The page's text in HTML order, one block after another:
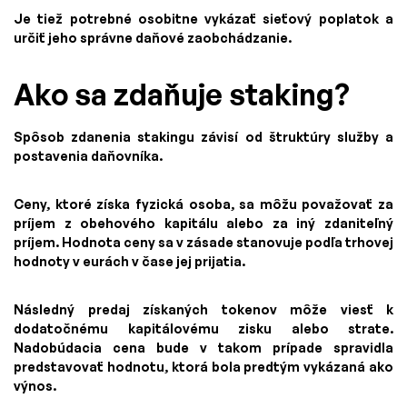
Je tiež potrebné osobitne vykázať sieťový poplatok a
určiť jeho správne daňové zaobchádzanie.
Ako sa zdaňuje staking?
Spôsob zdanenia stakingu závisí od štruktúry služby a
postavenia daňovníka.
Ceny, ktoré získa fyzická osoba, sa môžu považovať za
príjem z obehového kapitálu alebo za iný zdaniteľný
príjem. Hodnota ceny sa v zásade stanovuje podľa trhovej
hodnoty v eurách v čase jej prijatia.
Následný predaj získaných tokenov môže viesť k
dodatočnému kapitálovému zisku alebo strate.
Nadobúdacia cena bude v takom prípade spravidla
predstavovať hodnotu, ktorá bola predtým vykázaná ako
výnos.